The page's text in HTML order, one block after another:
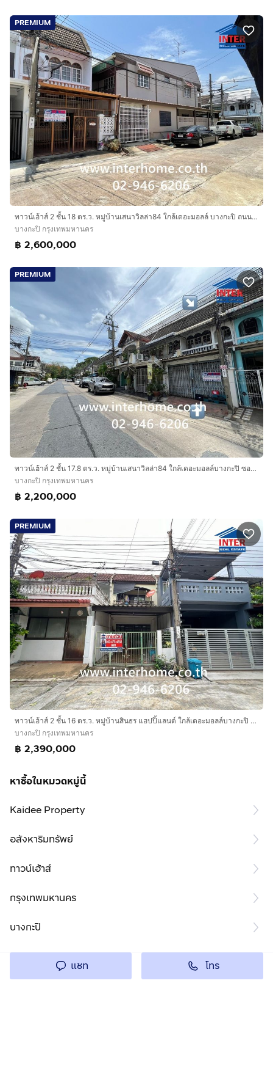
PREMIUM
ทาวน์เฮ้าส์ 2 ชั้น 18 ตร.ว. หมู่บ้านเสนาวิลล่า84 ใกล้เดอะมอลล์ บางกะปิ ถนนแฮปปี้แลนด์ ถนนลาดพร้าว ถนนนวมินทร์ เขตบางกะปิ กรุงเทพมหานคร
บางกะปิ กรุงเทพมหานคร
฿ 2,600,000
PREMIUM
ทาวน์เฮ้าส์ 2 ชั้น 17.8 ตร.ว. หมู่บ้านเสนาวิลล่า84 ใกล้เดอะมอลล์บางกะปิ ซอยแฮปปี้แลนด์ สาย1 แยก3 ถนนนวมินทร์ ถนนลาดพร้าว เขตบางกะปิ กรุงเทพ
บางกะปิ กรุงเทพมหานคร
฿ 2,200,000
PREMIUM
ทาวน์เฮ้าส์ 2 ชั้น 16 ตร.ว. หมู่บ้านสินธร แฮปปี้แลนด์ ใกล้เดอะมอลล์บางกะปิ ถนนแฮปปี้แลนด์1 ถนนนวมินทร์ ถนนรามคำแหง เขตบางกะปิ กรุงเทพมหานคร
บางกะปิ กรุงเทพมหานคร
฿ 2,390,000
หาซื้อในหมวดหมู่นี้
Kaidee Property
อสังหาริมทรัพย์
ทาวน์เฮ้าส์
กรุงเทพมหานคร
บางกะปิ
แชท โทร